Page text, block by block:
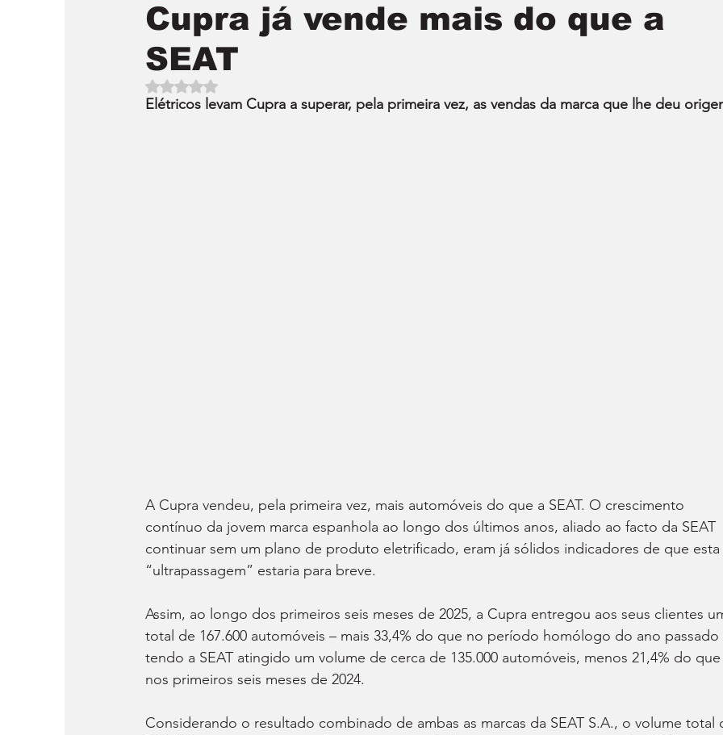
Cupra já vende mais do que a
SEAT
Avaliado com NaN de 5 estrelas.
Elétricos levam Cupra a superar, pela primeira vez, as vendas da marca que lhe deu
A Cupra vendeu, pela primeira vez, mais automóveis do que a SEAT. O crescimento
contínuo da jovem marca espanhola ao longo dos últimos anos, aliado ao facto da SEAT
continuar sem um plano de produto eletrificado, eram já sólidos indicadores de que esta
“ultrapassagem” estaria para breve.
Assim, ao longo dos primeiros seis meses de 2025, a Cupra entregou aos seus clientes
total de 167.600 automóveis – mais 33,4% do que no período homólogo do ano
tendo a SEAT atingido um volume de cerca de 135.000 automóveis, menos 21,4% do
nos primeiros seis meses de 2024.
Considerando o resultado combinado de ambas as marcas da SEAT S.A., o volume total